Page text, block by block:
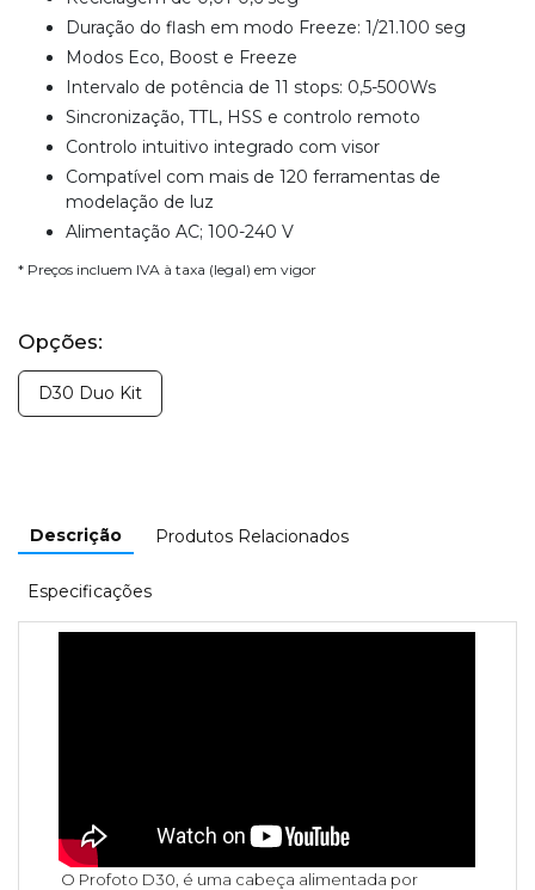
Duração do flash em modo Freeze: 1/21.100 seg
Modos Eco, Boost e Freeze
Intervalo de potência de 11 stops: 0,5-500Ws
Sincronização, TTL, HSS e controlo remoto
Controlo intuitivo integrado com visor
Compatível com mais de 120 ferramentas de
modelação de luz
Alimentação AC; 100-240 V
* Preços incluem IVA à taxa (legal) em vigor
Opções:
D30 Duo Kit
Descrição Produtos Relacionados
Especificações
O Profoto D30, é uma cabeça alimentada por